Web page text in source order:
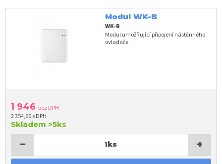
Modul WK-B
WK-B
Modul umožňující připojení nástěnného
ovladače.
1 946 bez DPH
2 354,66 s DPH
Skladem >5ks
− 1ks +